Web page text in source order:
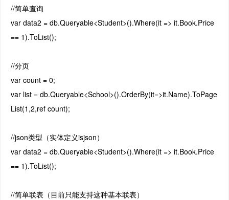
//简单查询
var data2 = db.Queryable<Student>().Where(it => it.Book.Price
== 1).ToList();
//分页
var count = 0;
var list = db.Queryable<School>().OrderBy(it=>it.Name).ToPage
List(1,2,ref count);
//json类型（实体定义isjson）
var data2 = db.Queryable<Student>().Where(it => it.Book.Price
== 1).ToList();
//简单联表（目前只能支持这种基本联表）